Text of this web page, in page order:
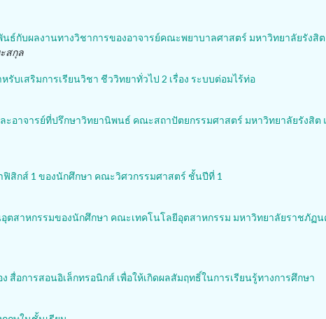
ธ์กับผลงานทางวิชาการของอาจารย์คณะพยาบาลศาสตร์ มหาวิทยาลัยรังสิต
สกุล
บเสริมการเรียนวิชา ชีววิทยาทั่วไป 2 เรื่อง ระบบต่อมไร้ท่อ
อาจารย์ที่ปรึกษาวิทยานิพนธ์ คณะสถาปัตยกรรมศาสตร์ มหาวิทยาลัยรังสิต
สิกส์ 1 ของนักศึกษา คณะวิศวกรรมศาสตร์ ชั้นปีที่ 1
ตสาหกรรมของนักศึกษา คณะเทคโนโลยีอุตสาหกรรม มหาวิทยาลัยราชภัฏ
สื่อการสอนอิเล็กทรอนิกส์ เพื่อให้เกิดผลสัมฤทธิ์ในการเรียนรู้ทางการศึกษา